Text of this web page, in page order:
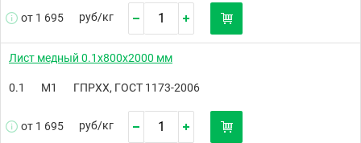
от 1 695 руб/кг
Лист медный 0.1х800х2000 мм
0.1 М1 ГПРХХ, ГОСТ 1173-2006
от 1 695 руб/кг